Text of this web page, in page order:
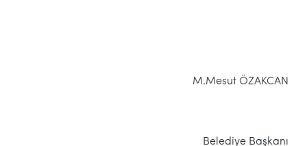
M.Mesut ÖZAKCAN
Belediye Başkanı